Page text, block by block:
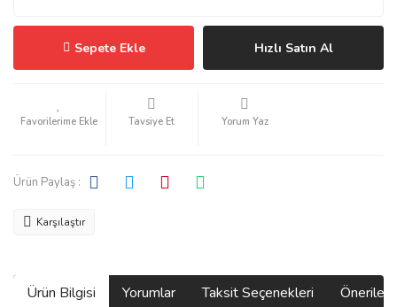
Sepete Ekle Hızlı Satın Al
Tavsiye Et Yorum Yaz
Ürün Paylaş :
Karşılaştır
Ürün Bilgisi Yorumlar Taksit Seçenekleri